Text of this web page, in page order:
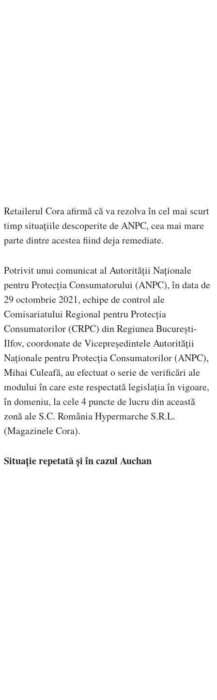
Retailerul Cora afirmă că va rezolva în cel mai scurt
timp situațiile descoperite de ANPC, cea mai mare
parte dintre acestea fiind deja remediate.
Potrivit unui comunicat al Autorității Naționale
pentru Protecția Consumatorului (ANPC), în data de
29 octombrie 2021, echipe de control ale
Comisariatului Regional pentru Protecția
Consumatorilor (CRPC) din Regiunea București-
Ilfov, coordonate de Vicepreședintele Autorității
Naționale pentru Protecția Consumatorilor (ANPC),
Mihai Culeafă, au efectuat o serie de verificări ale
modului în care este respectată legislația în vigoare,
în domeniu, la cele 4 puncte de lucru din această
zonă ale S.C. România Hypermarche S.R.L.
(Magazinele Cora).
Situație repetată și în cazul Auchan